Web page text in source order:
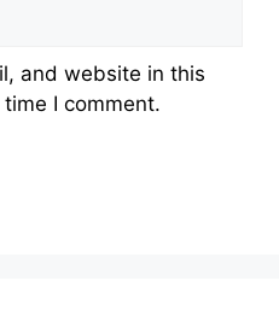
and website in this
I comment.